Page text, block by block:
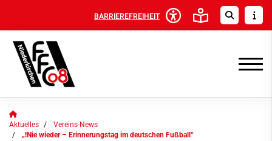
BARRIEREFREIHEIT
Aktuelles
Vereins-News
„!Nie wieder – Erinnerungstag im deutschen Fußball“